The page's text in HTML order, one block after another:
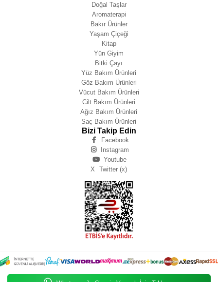
Doğal Taşlar
Aromaterapi
Bakır Ürünler
Yaşam Çiçeği
Kitap
Yün Giyim
Bitki Çayı
Yüz Bakım Ürünleri
Göz Bakım Ürünleri
Vücut Bakım Ürünleri
Cilt Bakım Ürünleri
Ağız Bakım Ürünleri
Saç Bakım Ürünleri
Bizi Takip Edin
Facebook
Instagram
Youtube
X
Twitter (x)